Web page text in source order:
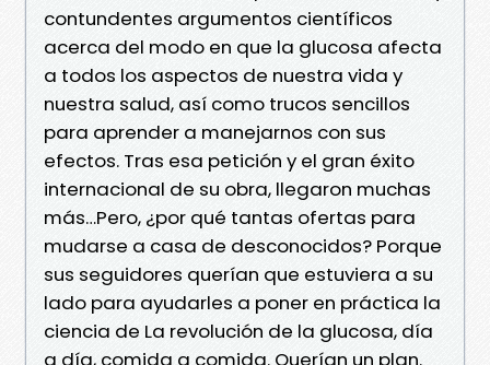
contundentes argumentos científicos
acerca del modo en que la glucosa afecta
a todos los aspectos de nuestra vida y
nuestra salud, así como trucos sencillos
para aprender a manejarnos con sus
efectos. Tras esa petición y el gran éxito
internacional de su obra, llegaron muchas
más…Pero, ¿por qué tantas ofertas para
mudarse a casa de desconocidos? Porque
sus seguidores querían que estuviera a su
lado para ayudarles a poner en práctica la
ciencia de La revolución de la glucosa, día
a día, comida a comida. Querían un plan.